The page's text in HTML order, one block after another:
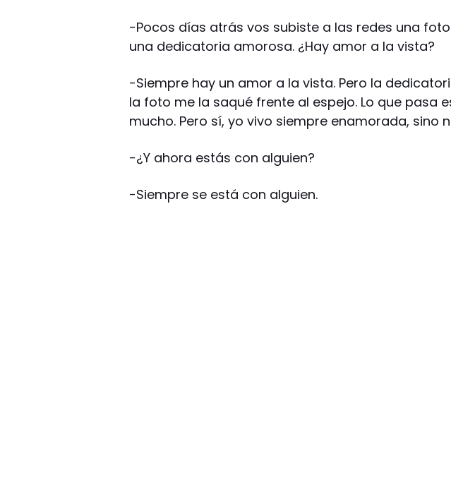
-Pocos días atrás vos subiste a las redes una
una dedicatoria amorosa. ¿Hay amor a la vista?
-Siempre hay un amor a la vista. Pero la
la foto me la saqué frente al espejo. Lo que pasa
mucho. Pero sí, yo vivo siempre enamorada, sino
-¿Y ahora estás con alguien?
-Siempre se está con alguien.